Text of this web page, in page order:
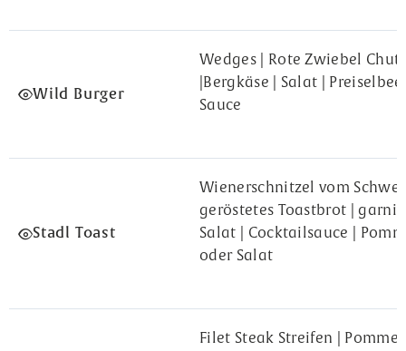
Wild Burger
Wedges | Rote Zwiebel
|Bergkäse | Salat |
Sauce
Stadl Toast
Wienerschnitzel vom
geröstetes Toastbrot |
Salat | Cocktailsauce |
oder Salat
Filet Steak Streifen |